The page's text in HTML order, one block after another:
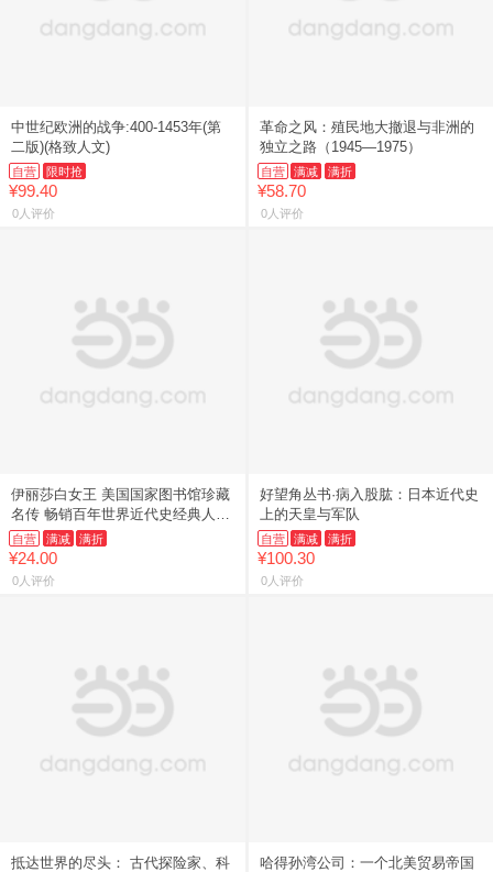
中世纪欧洲的战争:400-1453年(第
二版)(格致人文)
自营 限时抢
¥99.40
0人评价
革命之风：殖民地大撤退与非洲的
独立之路（1945—1975）
自营 满减 满折
¥58.70
0人评价
伊丽莎白女王 美国国家图书馆珍藏
名传 畅销百年世界近代史经典人物
传记
自营 满减 满折
¥24.00
0人评价
好望角丛书·病入股肱：日本近代史
上的天皇与军队
自营 满减 满折
¥100.30
0人评价
抵达世界的尽头： 古代探险家、科
哈得孙湾公司：一个北美贸易帝国